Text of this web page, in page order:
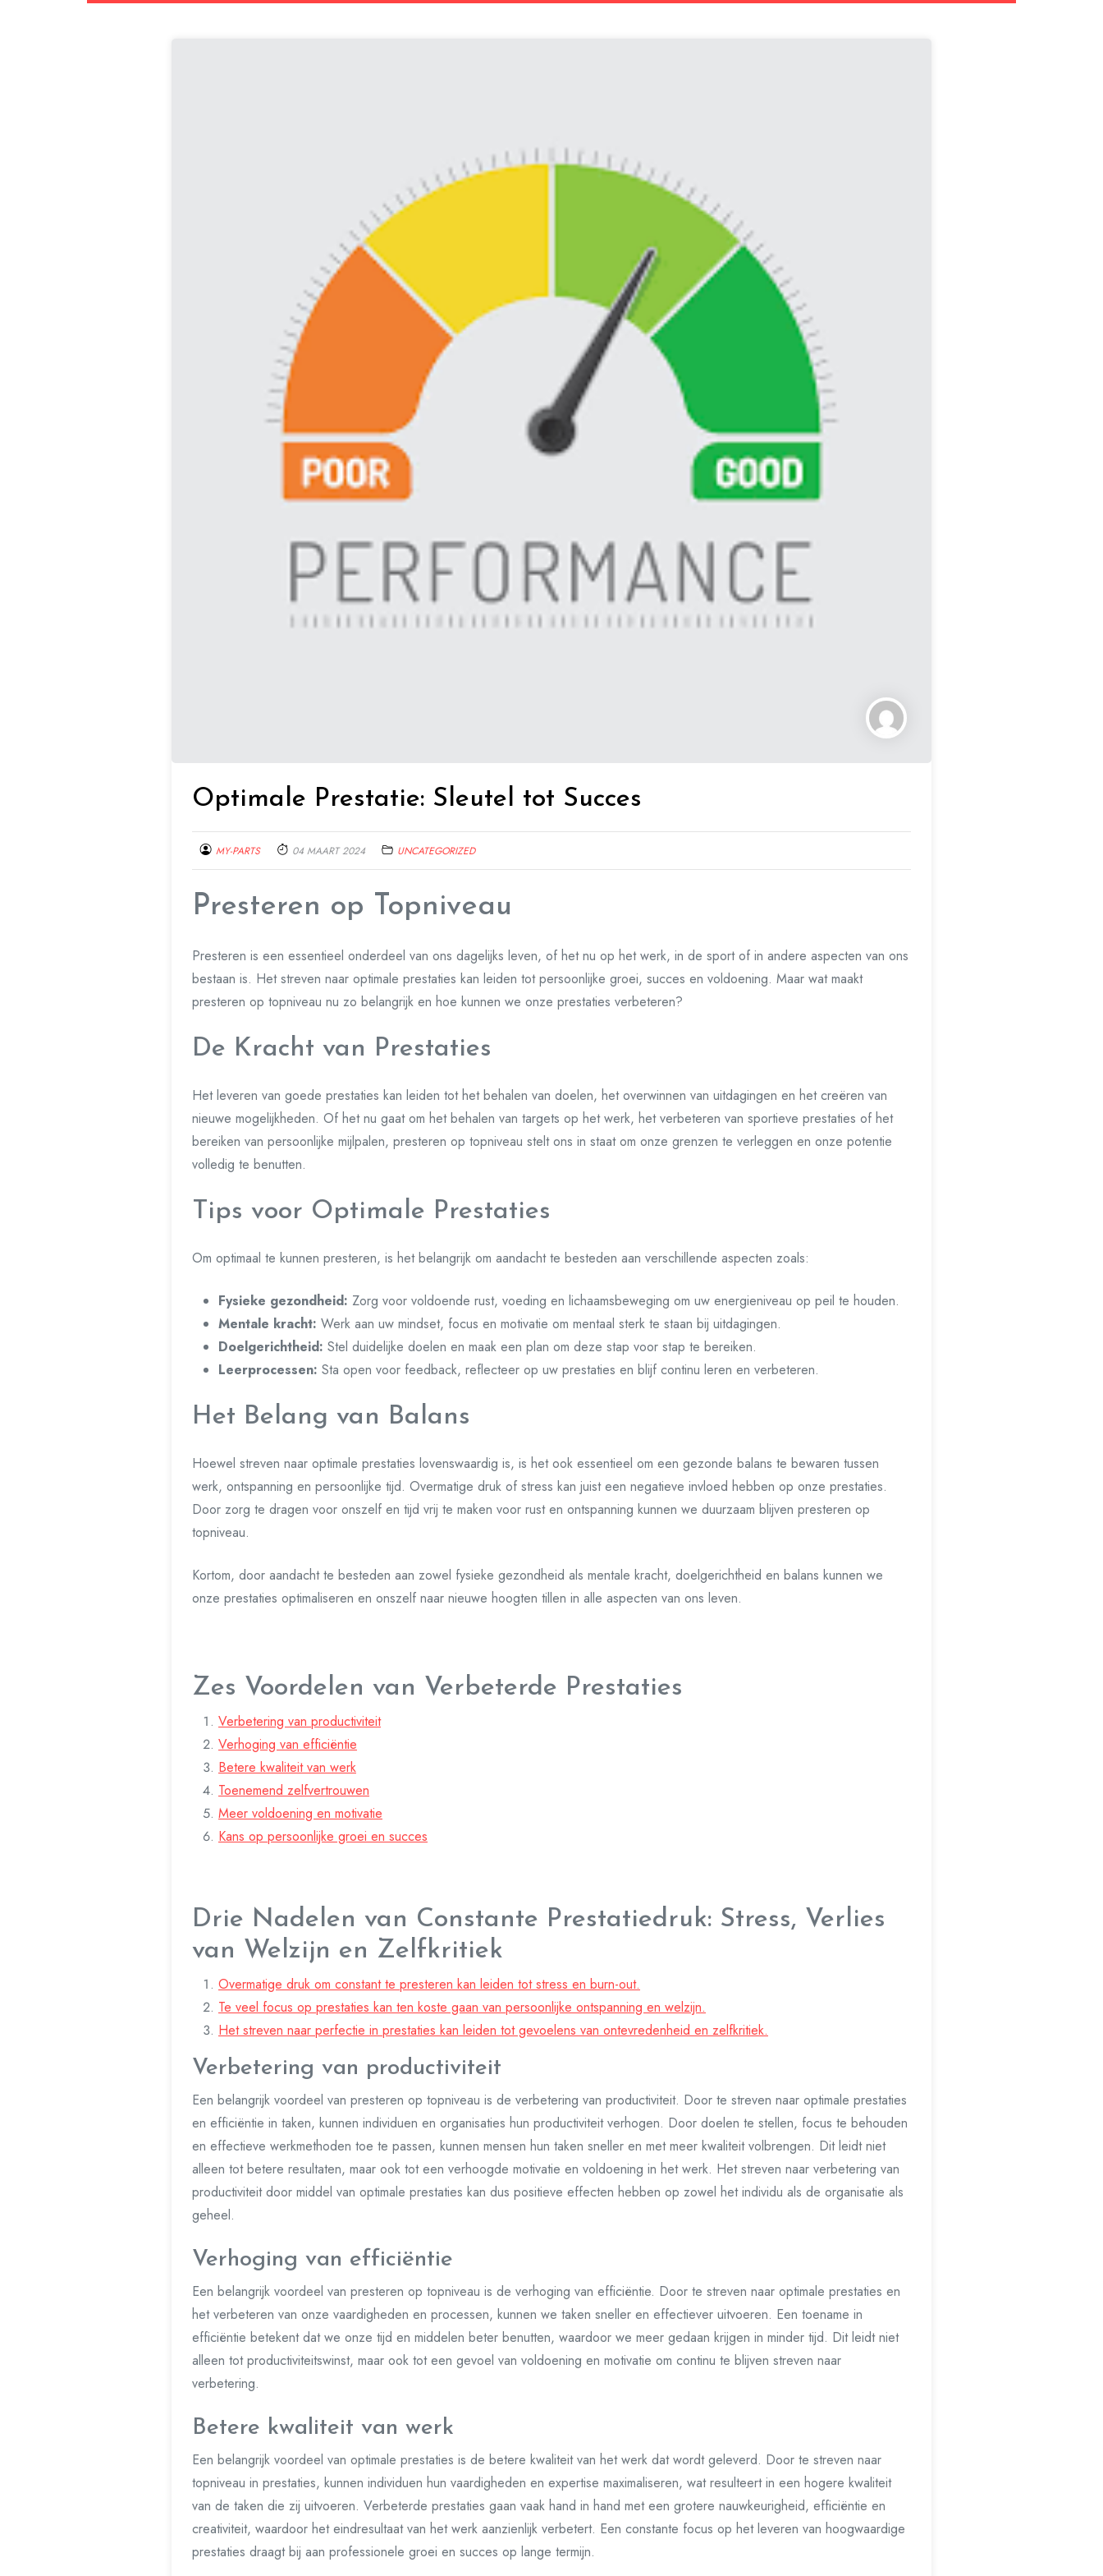
Optimale Prestatie: Sleutel tot Succes
MY-PARTS 04 MAART 2024 UNCATEGORIZED
Presteren op Topniveau
Presteren is een essentieel onderdeel van ons dagelijks leven, of het nu op het werk, in de sport of in andere aspecten van ons
bestaan is. Het streven naar optimale prestaties kan leiden tot persoonlijke groei, succes en voldoening. Maar wat maakt
presteren op topniveau nu zo belangrijk en hoe kunnen we onze prestaties verbeteren?
De Kracht van Prestaties
Het leveren van goede prestaties kan leiden tot het behalen van doelen, het overwinnen van uitdagingen en het creëren van
nieuwe mogelijkheden. Of het nu gaat om het behalen van targets op het werk, het verbeteren van sportieve prestaties of het
bereiken van persoonlijke mijlpalen, presteren op topniveau stelt ons in staat om onze grenzen te verleggen en onze potentie
volledig te benutten.
Tips voor Optimale Prestaties
Om optimaal te kunnen presteren, is het belangrijk om aandacht te besteden aan verschillende aspecten zoals:
Fysieke gezondheid: Zorg voor voldoende rust, voeding en lichaamsbeweging om uw energieniveau op peil te houden.
Mentale kracht: Werk aan uw mindset, focus en motivatie om mentaal sterk te staan bij uitdagingen.
Doelgerichtheid: Stel duidelijke doelen en maak een plan om deze stap voor stap te bereiken.
Leerprocessen: Sta open voor feedback, reflecteer op uw prestaties en blijf continu leren en verbeteren.
Het Belang van Balans
Hoewel streven naar optimale prestaties lovenswaardig is, is het ook essentieel om een gezonde balans te bewaren tussen
werk, ontspanning en persoonlijke tijd. Overmatige druk of stress kan juist een negatieve invloed hebben op onze prestaties.
Door zorg te dragen voor onszelf en tijd vrij te maken voor rust en ontspanning kunnen we duurzaam blijven presteren op
topniveau.
Kortom, door aandacht te besteden aan zowel fysieke gezondheid als mentale kracht, doelgerichtheid en balans kunnen we
onze prestaties optimaliseren en onszelf naar nieuwe hoogten tillen in alle aspecten van ons leven.
Zes Voordelen van Verbeterde Prestaties
Verbetering van productiviteit
Verhoging van efficiëntie
Betere kwaliteit van werk
Toenemend zelfvertrouwen
Meer voldoening en motivatie
Kans op persoonlijke groei en succes
Drie Nadelen van Constante Prestatiedruk: Stress, Verlies
van Welzijn en Zelfkritiek
Overmatige druk om constant te presteren kan leiden tot stress en burn-out.
Te veel focus op prestaties kan ten koste gaan van persoonlijke ontspanning en welzijn.
Het streven naar perfectie in prestaties kan leiden tot gevoelens van ontevredenheid en zelfkritiek.
Verbetering van productiviteit
Een belangrijk voordeel van presteren op topniveau is de verbetering van productiviteit. Door te streven naar optimale prestaties
en efficiëntie in taken, kunnen individuen en organisaties hun productiviteit verhogen. Door doelen te stellen, focus te behouden
en effectieve werkmethoden toe te passen, kunnen mensen hun taken sneller en met meer kwaliteit volbrengen. Dit leidt niet
alleen tot betere resultaten, maar ook tot een verhoogde motivatie en voldoening in het werk. Het streven naar verbetering van
productiviteit door middel van optimale prestaties kan dus positieve effecten hebben op zowel het individu als de organisatie als
geheel.
Verhoging van efficiëntie
Een belangrijk voordeel van presteren op topniveau is de verhoging van efficiëntie. Door te streven naar optimale prestaties en
het verbeteren van onze vaardigheden en processen, kunnen we taken sneller en effectiever uitvoeren. Een toename in
efficiëntie betekent dat we onze tijd en middelen beter benutten, waardoor we meer gedaan krijgen in minder tijd. Dit leidt niet
alleen tot productiviteitswinst, maar ook tot een gevoel van voldoening en motivatie om continu te blijven streven naar
verbetering.
Betere kwaliteit van werk
Een belangrijk voordeel van optimale prestaties is de betere kwaliteit van het werk dat wordt geleverd. Door te streven naar
topniveau in prestaties, kunnen individuen hun vaardigheden en expertise maximaliseren, wat resulteert in een hogere kwaliteit
van de taken die zij uitvoeren. Verbeterde prestaties gaan vaak hand in hand met een grotere nauwkeurigheid, efficiëntie en
creativiteit, waardoor het eindresultaat van het werk aanzienlijk verbetert. Een constante focus op het leveren van hoogwaardige
prestaties draagt bij aan professionele groei en succes op lange termijn.